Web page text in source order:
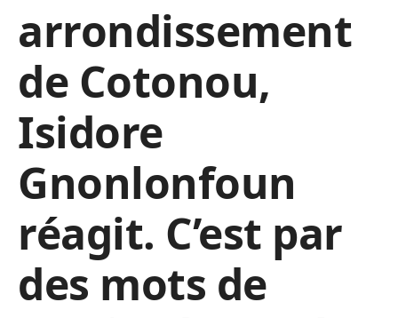
arrondissement
de Cotonou,
Isidore
Gnonlonfoun
réagit. C’est par
des mots de